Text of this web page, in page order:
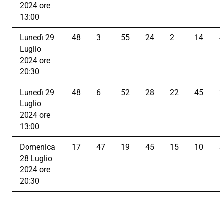
2024 ore
13:00
Lunedì 29
Luglio
2024 ore
20:30
48 3 55 24 2 14
Lunedì 29
Luglio
2024 ore
13:00
48 6 52 28 22 45
Domenica
28 Luglio
2024 ore
20:30
17 47 19 45 15 10